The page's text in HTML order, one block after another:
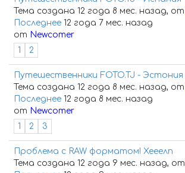
Тема создана 12 года 8 мес. назад, от
Последнее 12 года 7 мес. назад
от Newcomer
1
2
Путешественники FOTO.TJ - Эстония
Тема создана 12 года 8 мес. назад, от
Последнее 12 года 8 мес. назад
от Newcomer
1
2 3
Проблема с RAW форматом! Хееелп
Тема создана 12 года 9 мес. назад, от